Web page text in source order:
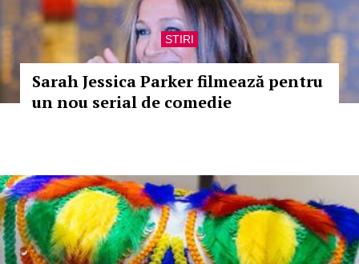
STIRI
Sarah Jessica Parker filmează pentru
un nou serial de comedie